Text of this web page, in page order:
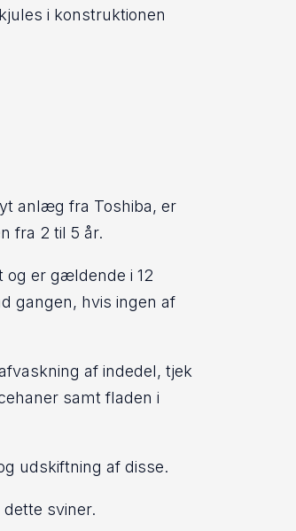
i konstruktionen
anlæg fra Toshiba, er
fra 2 til 5 år.
og er gældende i 12
gangen, hvis ingen af
af indedel, tjek
samt fladen i
udskiftning af disse.
sviner.